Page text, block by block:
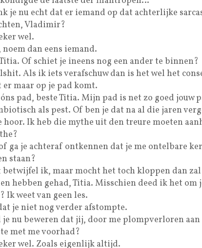
je nu echt dat er iemand op dat achterlijke
Vladimir?
wel.
noem dan eens iemand.
Of schiet je ineens nog een ander te binnen?
Als ik iets verafschuw dan is het wel het
er maar op je pad komt.
pad, beste Titia. Mijn pad is net zo goed jouw
als pest. Of ben je dat na al die jaren
hoor. Ik heb die mythe uit den treure moeten
ga je achteraf ontkennen dat je me ontelbare
staan?
betwijfel ik, maar mocht het toch kloppen dan
hebben gehad, Titia. Misschien deed ik het om
Ik weet van geen les.
je niet nog verder afstompte.
nu beweren dat jij, door me plompverloren
met me voorhad?
wel. Zoals eigenlijk altijd.